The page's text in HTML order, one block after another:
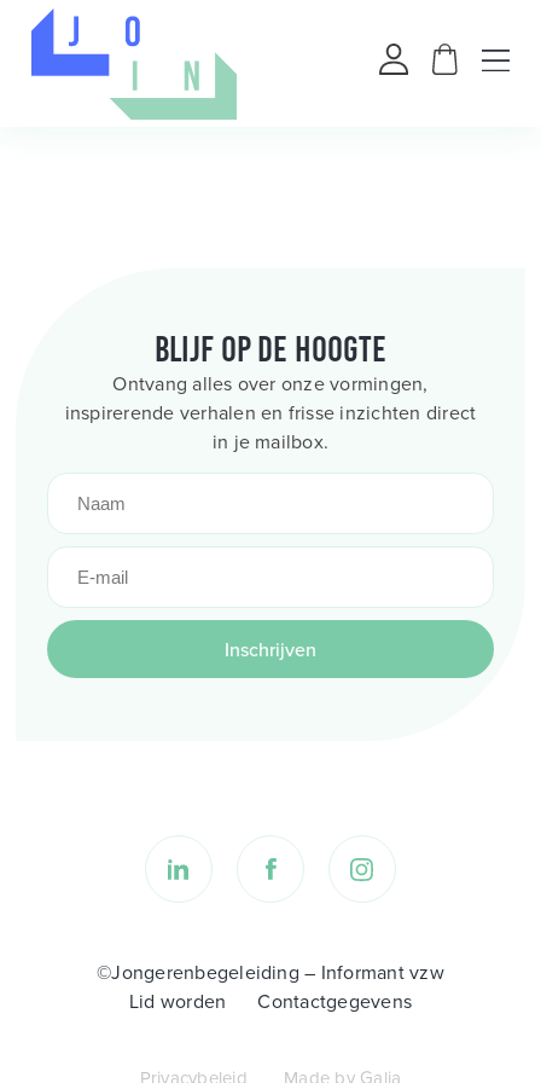
Blijf op de hoogte
Ontvang alles over onze vormingen,
inspirerende verhalen en frisse inzichten direct
in je mailbox.
Inschrijven
©Jongerenbegeleiding – Informant vzw
Lid worden
Contactgegevens
Privacybeleid Made by Galia